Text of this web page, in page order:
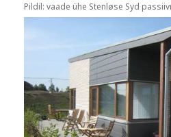
Pildil: vaade ühe Stenløse Syd